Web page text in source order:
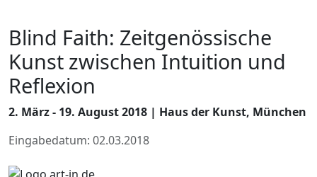
Blind Faith: Zeitgenössische
Kunst zwischen Intuition und
Reflexion
2. März - 19. August 2018 | Haus der Kunst, München
Eingabedatum: 02.03.2018